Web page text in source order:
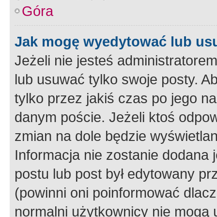
Góra
Jak mogę wyedytować lub
Jeżeli nie jesteś
lub usuwać tylko swoje posty.
tylko przez jakiś czas po jego
danym poście. Jeżeli ktoś
zmian na dole będzie
Informacja nie zostanie dodana
postu lub post był edytowany
(powinni oni poinformować
normalni użytkownicy nie